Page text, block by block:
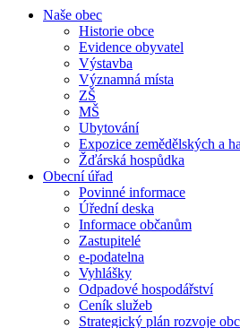
Naše obec
Historie obce
Evidence obyvatel
Výstavba
Významná místa
ZŠ
MŠ
Ubytování
Expozice zemědělských a
Žďárská hospůdka
Obecní úřad
Povinné informace
Úřední deska
Informace občanům
Zastupitelé
e-podatelna
Vyhlášky
Odpadové hospodářství
Ceník služeb
Strategický plán rozvoje